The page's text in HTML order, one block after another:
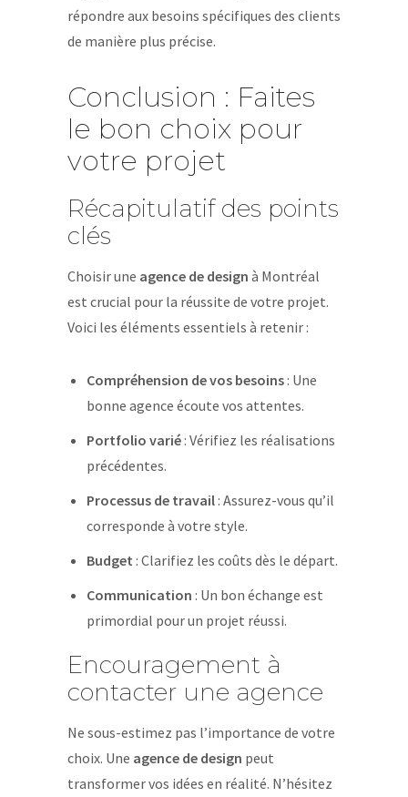
répondre aux besoins spécifiques des clients
de manière plus précise.
Conclusion : Faites
le bon choix pour
votre projet
Récapitulatif des points
clés
Choisir une agence de design à Montréal
est crucial pour la réussite de votre projet.
Voici les éléments essentiels à retenir :
Compréhension de vos besoins: Une
bonne agence écoute vos attentes.
Portfolio varié: Vérifiez les réalisations
précédentes.
Processus de travail: Assurez-vous qu’il
corresponde à votre style.
Budget : Clarifiez les coûts dès le départ.
Communication : Un bon échange est
primordial pour un projet réussi.
Encouragement à
contacter une agence
Ne sous-estimez pas l’importance de votre
choix. Une agence de design peut
transformer vos idées en réalité. N’hésitez